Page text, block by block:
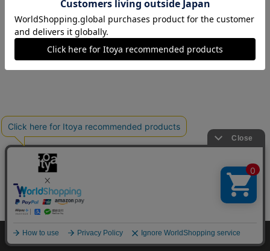
Copyright©伊東屋 All Rights Reserved.